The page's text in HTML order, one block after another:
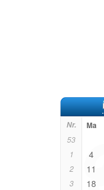
Nr. Ma
53
1 4
2 11
3 18